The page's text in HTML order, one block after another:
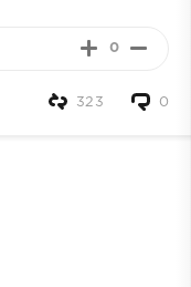
0
0
323